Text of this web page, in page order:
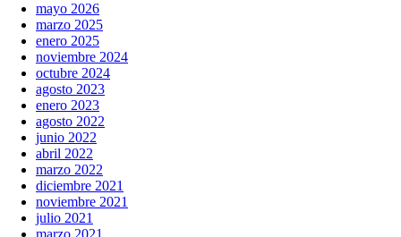
mayo 2026
marzo 2025
enero 2025
noviembre 2024
octubre 2024
agosto 2023
enero 2023
agosto 2022
junio 2022
abril 2022
marzo 2022
diciembre 2021
noviembre 2021
julio 2021